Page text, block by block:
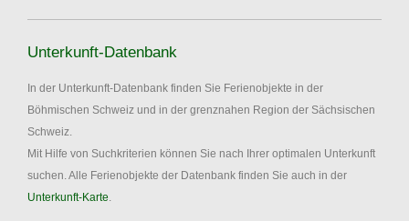
Unterkunft-Datenbank
In der Unterkunft-Datenbank finden Sie Ferienobjekte in der
Böhmischen Schweiz und in der grenznahen Region der Sächsischen
Schweiz.
Mit Hilfe von Suchkriterien können Sie nach Ihrer optimalen Unterkunft
suchen. Alle Ferienobjekte der Datenbank finden Sie auch in der
Unterkunft-Karte.